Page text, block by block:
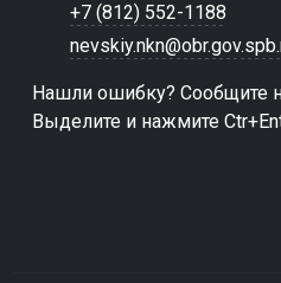
+7 (812) 552-1188
Нашли ошибку? Сообщите
Выделите и нажмите